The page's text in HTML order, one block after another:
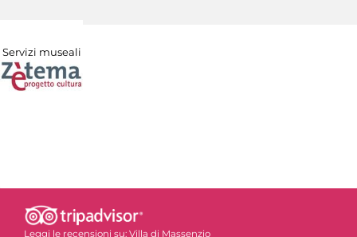
Servizi museali
Leggi le recensioni su: Villa di Massenzio